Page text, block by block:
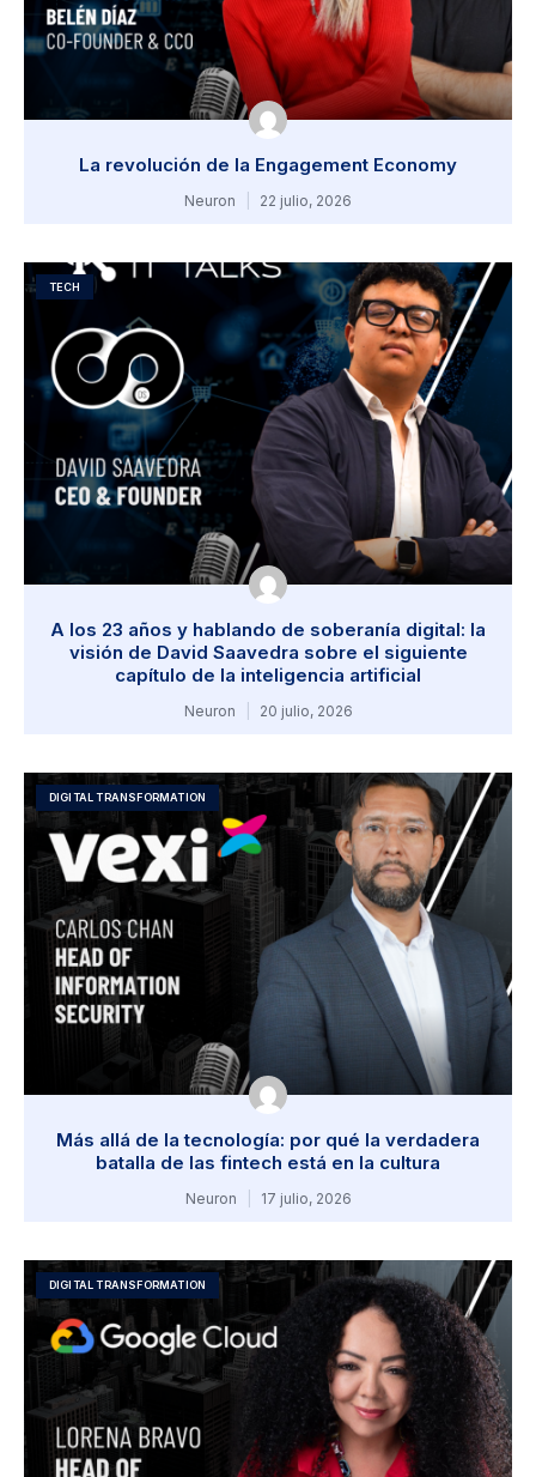
La revolución de la Engagement Economy
Neuron 22 julio, 2026
TECH
A los 23 años y hablando de soberanía digital: la
visión de David Saavedra sobre el siguiente
capítulo de la inteligencia artificial
Neuron 20 julio, 2026
DIGITAL TRANSFORMATION
Más allá de la tecnología: por qué la verdadera
batalla de las fintech está en la cultura
Neuron 17 julio, 2026
DIGITAL TRANSFORMATION